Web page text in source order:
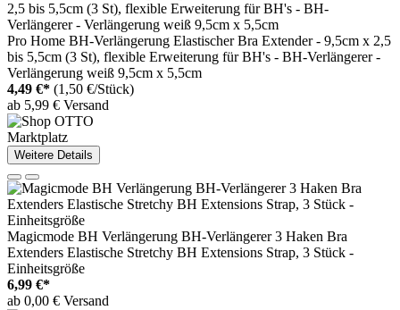
Pro Home BH-Verlängerung Elastischer Bra Extender - 9,5cm x 2,5
bis 5,5cm (3 St), flexible Erweiterung für BH's - BH-Verlängerer -
Verlängerung weiß 9,5cm x 5,5cm
4,49 €* (1,50 €/Stück)
ab 5,99 € Versand
Marktplatz
Weitere Details
Magicmode BH Verlängerung BH-Verlängerer 3 Haken Bra
Extenders Elastische Stretchy BH Extensions Strap, 3 Stück -
Einheitsgröße
6,99 €*
ab 0,00 € Versand